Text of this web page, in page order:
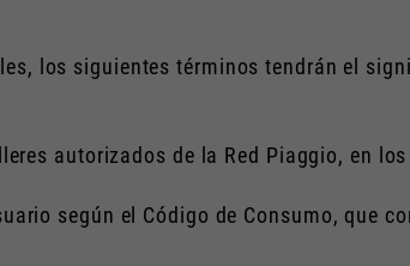
los siguientes términos tendrán el
autorizados de la Red Piaggio, en los
según el Código de Consumo, que